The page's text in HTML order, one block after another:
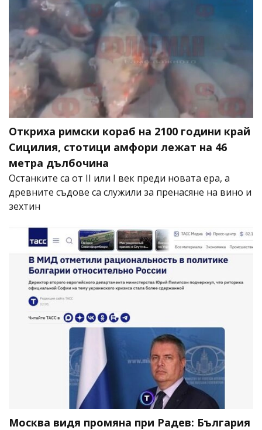
Откриха римски кораб на 2100 години край
Сицилия, стотици амфори лежат на 46
метра дълбочина
Останките са от II или I век преди новата ера, а
древните съдове са служили за пренасяне на вино и
зехтин
Москва видя промяна при Радев: България